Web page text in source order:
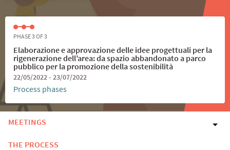
PHASE 3 OF 3
Elaborazione e approvazione delle idee progettuali per la
rigenerazione dell’area: da spazio abbandonato a parco
pubblico per la promozione della sostenibilità
22/05/2022 - 23/07/2022
Process phases
MEETINGS
THE PROCESS